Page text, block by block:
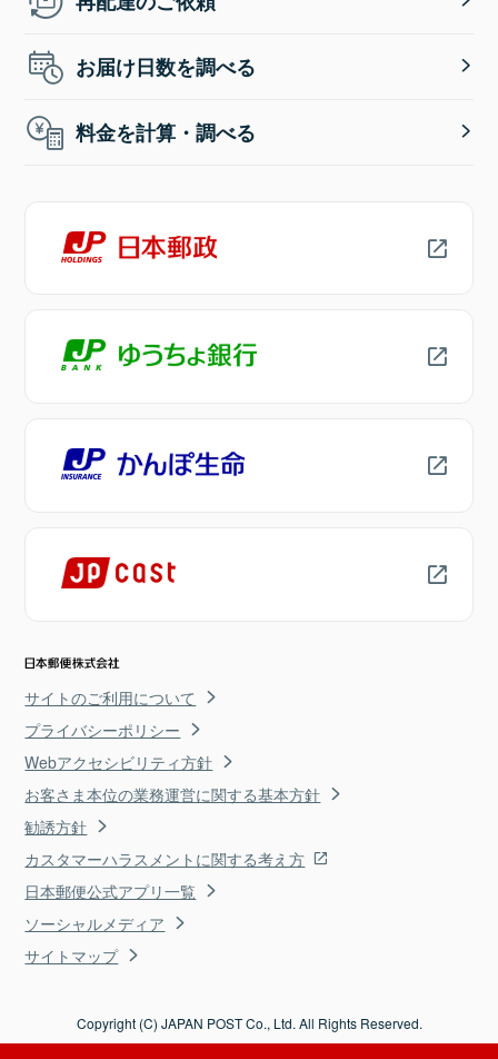
お届け日数を調べる
料金を計算・調べる
サイトのご利用について
プライバシーポリシー
Webアクセシビリティ方針
お客さま本位の業務運営に関する基本方針
勧誘方針
カスタマーハラスメントに関する考え方
日本郵便公式アプリ一覧
ソーシャルメディア
サイトマップ
Copyright (C) JAPAN POST Co., Ltd. All Rights Reserved.